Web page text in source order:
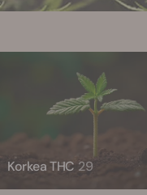
Korkea THC 29